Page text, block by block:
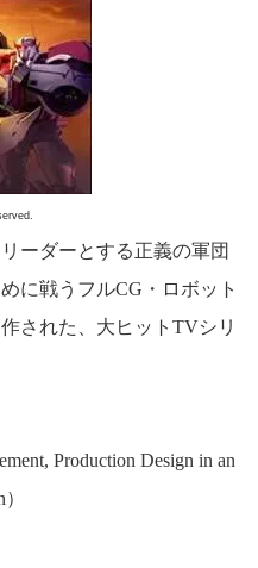
ーダーとする正義の軍団
に戦うフルCG・ロボット
された、大ヒットTVシリ
Production Design in an